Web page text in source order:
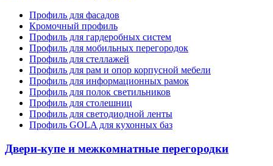
Профиль для фасадов
Кромочный профиль
Профиль для гардеробных систем
Профиль для мобильных перегородок
Профиль для стеллажей
Профиль для рам и опор корпусной мебели
Профиль для информационных рамок
Профиль для полок светильников
Профиль для столешниц
Профиль для светодиодной ленты
Профиль GOLA для кухонных баз
Двери-купе и межкомнатные перегородки